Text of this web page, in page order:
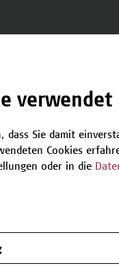
Plätze verfügbar
verwendet
dass Sie damit
Cookies
oder in die